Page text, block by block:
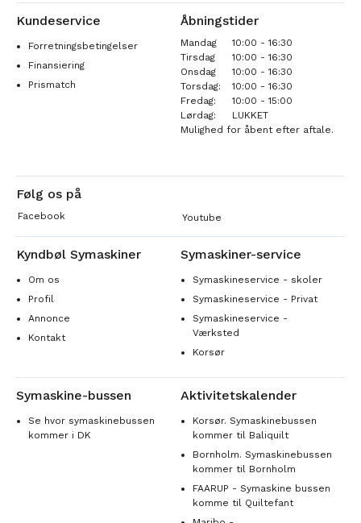
Kundeservice
Forretningsbetingelser
Finansiering
Prismatch
Åbningstider
Mandag
10:00 - 16:30
Tirsdag
10:00 - 16:30
Onsdag
10:00 - 16:30
Torsdag:
10:00 - 16:30
Fredag:
10:00 - 15:00
Lørdag:
LUKKET
Mulighed for åbent efter aftale.
Følg os på
Facebook Youtube
Kyndbøl Symaskiner
Om os
Profil
Annonce
Kontakt
Symaskiner-service
Symaskineservice - skoler
Symaskineservice - Privat
Symaskineservice -
Værksted
Korsør
Symaskine-bussen
Se hvor symaskinebussen
kommer i DK
Aktivitetskalender
Korsør. Symaskinebussen
kommer til Baliquilt
Bornholm. Symaskinebussen
kommer til Bornholm
FAARUP - Symaskine bussen
komme til Quiltefant